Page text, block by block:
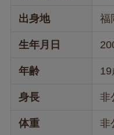
出身地 福
生年月日
年齢 19
身長 非
体重 非